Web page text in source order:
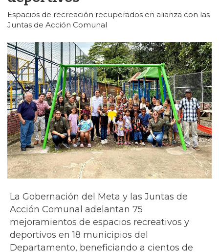
Espacios de recreación recuperados en alianza con las
Juntas de Acción Comunal
La Gobernación del Meta y las Juntas de
Acción Comunal adelantan 75
mejoramientos de espacios recreativos y
deportivos en 18 municipios del
Departamento, beneficiando a cientos de